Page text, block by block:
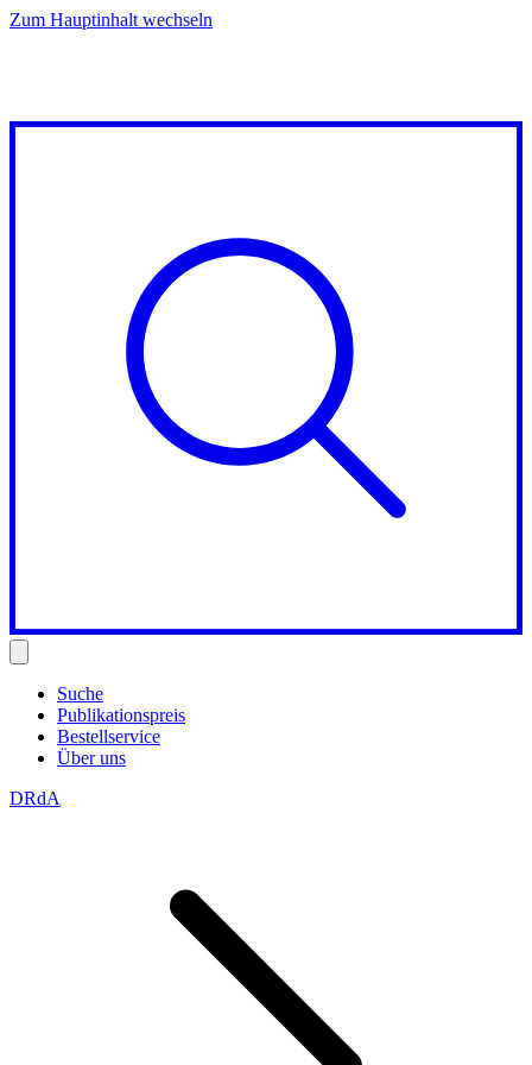
Zum Hauptinhalt wechseln
Suche
Publikationspreis
Bestellservice
Über uns
DRdA